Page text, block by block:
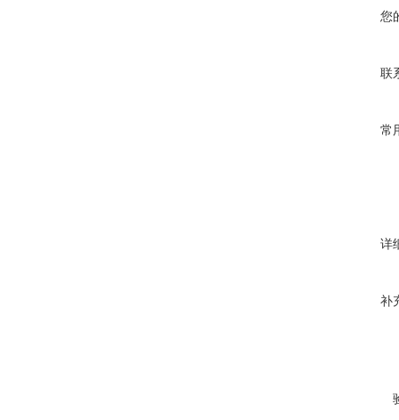
您
联
常
详
补